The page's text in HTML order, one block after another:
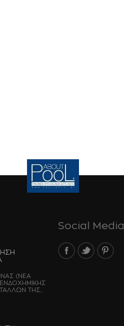
(ΝΕΑ
ΤΗΣ...
Social Media